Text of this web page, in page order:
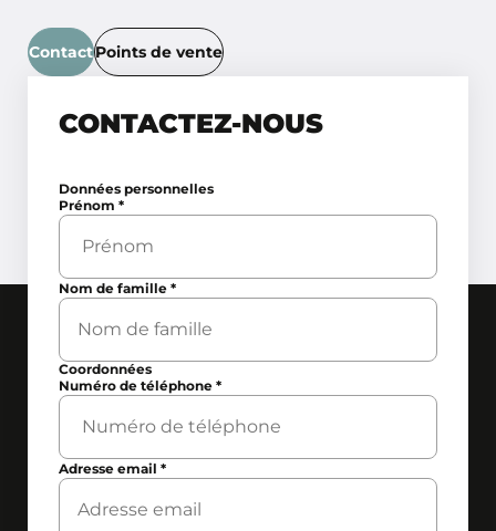
ContactPoints de vente
CONTACTEZ-NOUS
Données personnelles
Prénom*
Nom de famille*
Coordonnées
Numéro de téléphone*
Adresse email*